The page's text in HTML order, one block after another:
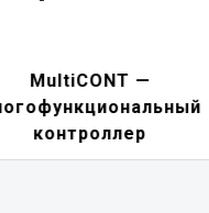
NIVELCONT PM —
преобразователь